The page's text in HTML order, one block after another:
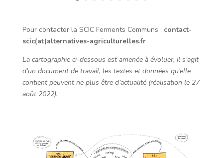
Pour contacter la SCIC Ferments Communs : contact-
scic(at)alternatives-agriculturelles.fr
La cartographie ci-dessous est amenée à évoluer, il s’agit
d’un document de travail, les textes et données qu’elle
contient peuvent ne plus être d’actualité (réalisation le 27
août 2022).